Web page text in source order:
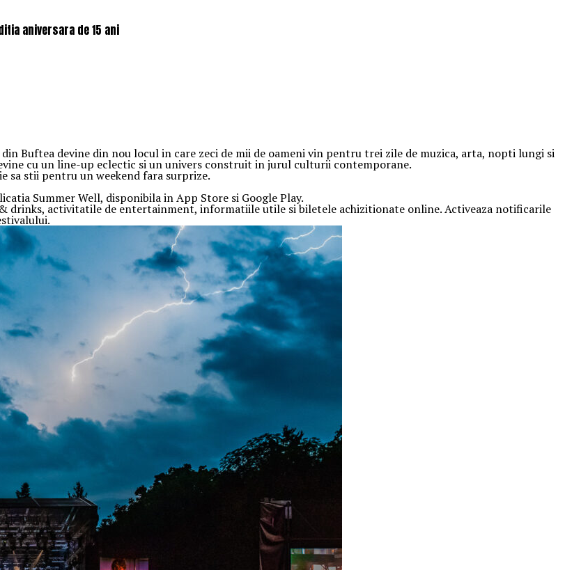
aniversara de 15 ani
Buftea devine din nou locul in care zeci de mii de oameni vin pentru trei zile de muzica, arta, nopti lungi si
cu un line-up eclectic si un univers construit in jurul culturii contemporane.
stii pentru un weekend fara surprize.
Summer Well, disponibila in App Store si Google Play.
drinks, activitatile de entertainment, informatiile utile si biletele achizitionate online. Activeaza notificarile